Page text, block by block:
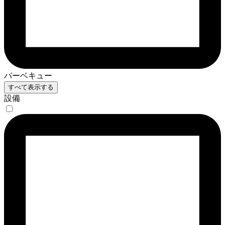
バーベキュー
すべて表示する
設備